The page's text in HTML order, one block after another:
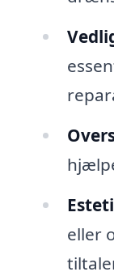
eller